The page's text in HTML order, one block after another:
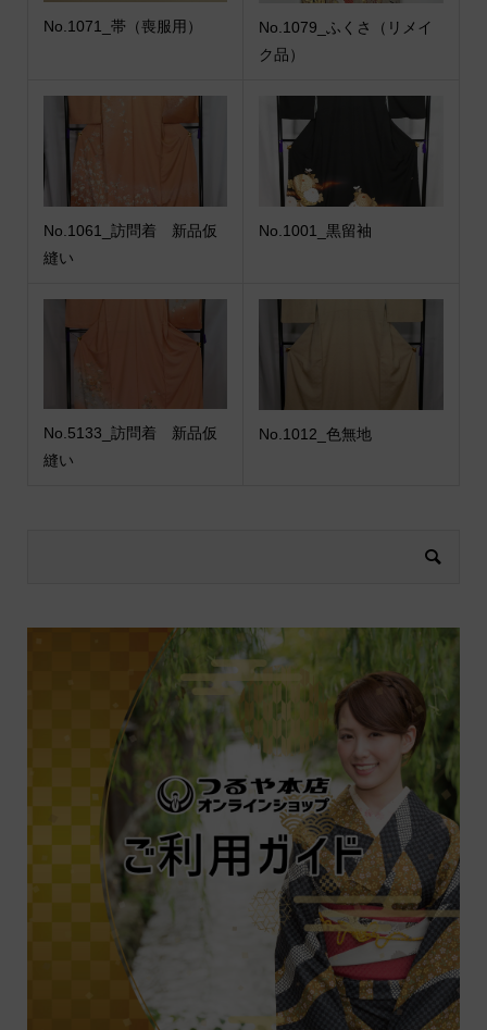
No.1071_帯（喪服用）
No.1079_ふくさ（リメイ
ク品）
No.1061_訪問着 新品仮
縫い
No.1001_黒留袖
No.5133_訪問着 新品仮
縫い
No.1012_色無地